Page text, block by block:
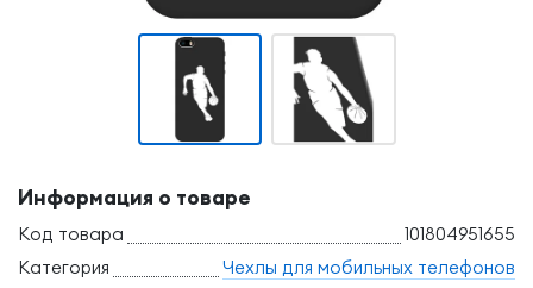
Информация о товаре
Код товара
101804951655
Категория
Чехлы для мобильных телефонов